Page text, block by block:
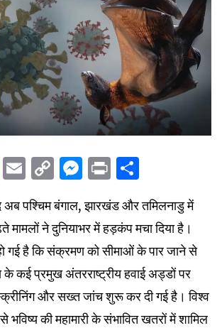
WhatsApp
Email
CopyMessenger
Print
अब पश्चिम बंगाल, झारखंड और तमिलनाडु में
मामलों ने दुनियाभर में हड़कंप मचा दिया है।
गई है कि संक्रमण को सीमाओं के पार जाने से
के कई प्रमुख अंतरराष्ट्रीय हवाई अड्डों पर
और सख्त जांच शुरू कर दी गई है। विश्व
की महामारी के संभावित खतरों में शामिल